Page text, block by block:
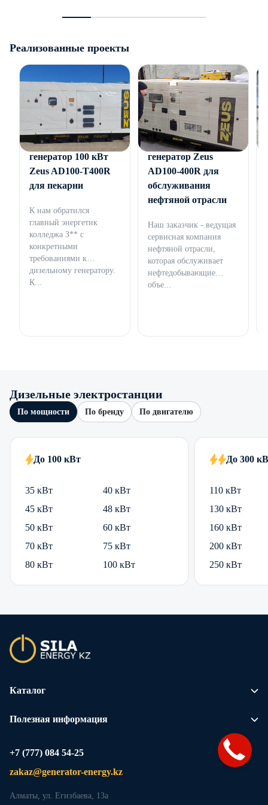
Реализованные проекты
Дизельный
генератор 100 кВт
Zeus AD100-T400R
для пекарни
К нам обратился
главный энергетик
колледжа З** с
конкретными
требованиями к
дизельному генератору.
К...
Дизельный
генератор Zeus
AD100-400R для
обслуживания
нефтяной отрасли
Наш заказчик - ведущая
сервисная компания
нефтяной отрасли,
которая обслуживает
нефтедобывающие
объе...
Дизельные электростанции
По мощности По бренду По двигателю
До 100 кВт
35 кВт
40 кВт
45 кВт
48 кВт
50 кВт
60 кВт
70 кВт
75 кВт
80 кВт
100 кВт
До 300
110 кВт
130 кВт
160 кВт
200 кВт
250 кВт
Каталог
Полезная информация
+7 (777) 084 54-25
zakaz@generator-energy.kz
Алматы, ул. Егизбаева, 13а